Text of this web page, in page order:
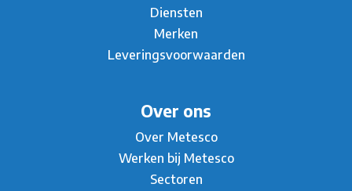
Diensten
Merken
Leveringsvoorwaarden
Over ons
Over Metesco
Werken bij Metesco
Sectoren